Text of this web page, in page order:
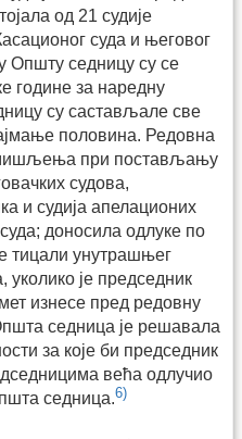
од 21 судије
суда и његовог
Општу седницу су се
године за наредну
су састављале све
половина. Редовна
при постављању
судова,
и судија апелационих
доносила одлуке по
тицали унутрашњег
је председник
изнесе пред редовну
седница је решавала
за које би председник
већа одлучио
седница.6)